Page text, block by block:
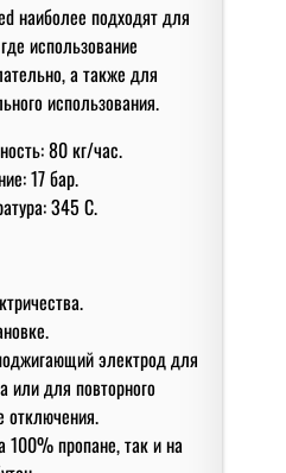
наиболее подходят для
использование
а также для
использования.
80 кг/час.
17 бар.
345 С.
электрод для
или для повторного
отключения.
100% пропане, так и на